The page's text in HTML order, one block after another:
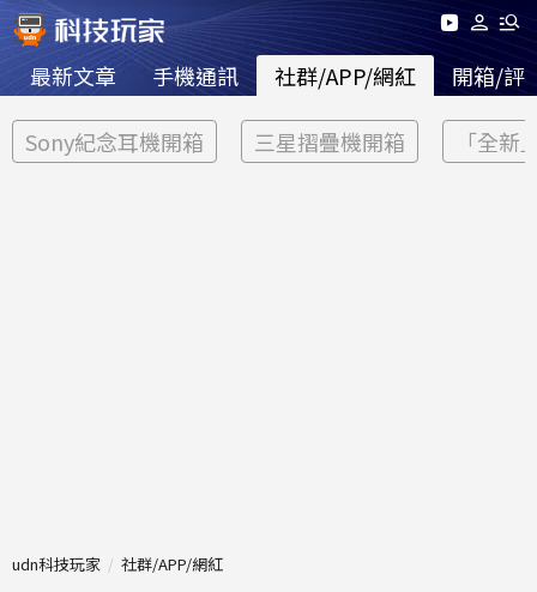
最新文章 手機通訊 社群/APP/網紅 開箱/評
Sony紀念耳機開箱 三星摺疊機開箱 「全新
udn科技玩家 社群/APP/網紅